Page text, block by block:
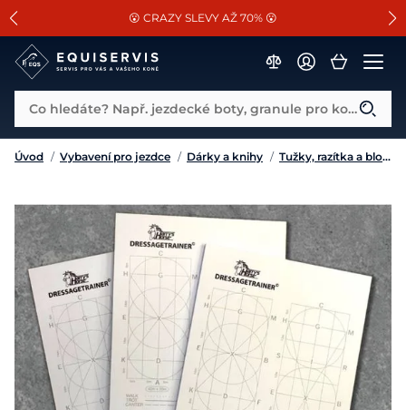
SLEVA 13% na vše od Cassini!
😮 CRAZY SLEVY AŽ 70% 😮
📐Pasování a doplňky k vybraným sedlům ZDARMA 🐴
Co hledáte? Např. jezdecké boty, granule pro koně...
Úvod / Vybavení pro jezdce / Dárky a knihy / Tužky, razítka a bloky